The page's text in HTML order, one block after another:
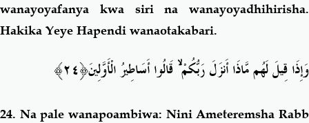
wanayoyafanya kwa siri na wanayoyadhihirisha.
Hakika Yeye Hapendi wanaotakabari.
وَإِذَا قِيلَ لَهُم مَّاذَا أَنزَلَ رَبُّكُمْۙقَالُوا أَسَاطِيرُ الْأَوَّلِينَ﴿٢٤﴾
24. Na pale wanapoambiwa: Nini Ameteremsha Rabb